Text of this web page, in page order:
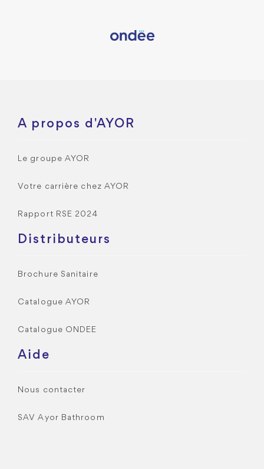
A propos d'AYOR
Le groupe AYOR
Votre carrière chez AYOR
Rapport RSE 2024
Distributeurs
Brochure Sanitaire
Catalogue AYOR
Catalogue ONDEE
Aide
Nous contacter
SAV Ayor Bathroom